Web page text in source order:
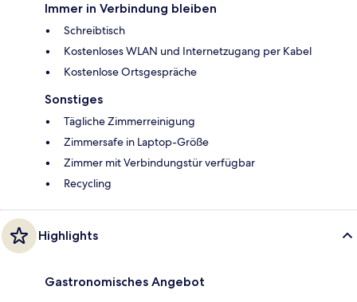
Immer in Verbindung bleiben
Schreibtisch
Kostenloses WLAN und Internetzugang per Kabel
Kostenlose Ortsgespräche
Sonstiges
Tägliche Zimmerreinigung
Zimmersafe in Laptop-Größe
Zimmer mit Verbindungstür verfügbar
Recycling
Highlights
Gastronomisches Angebot